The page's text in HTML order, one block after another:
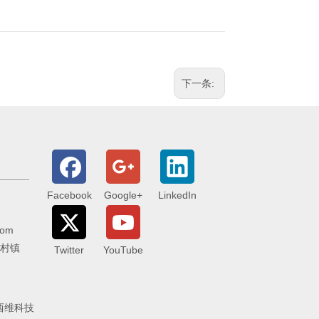
下一条:
村镇
Facebook Google+ LinkedIn
Twitter YouTube
维科技